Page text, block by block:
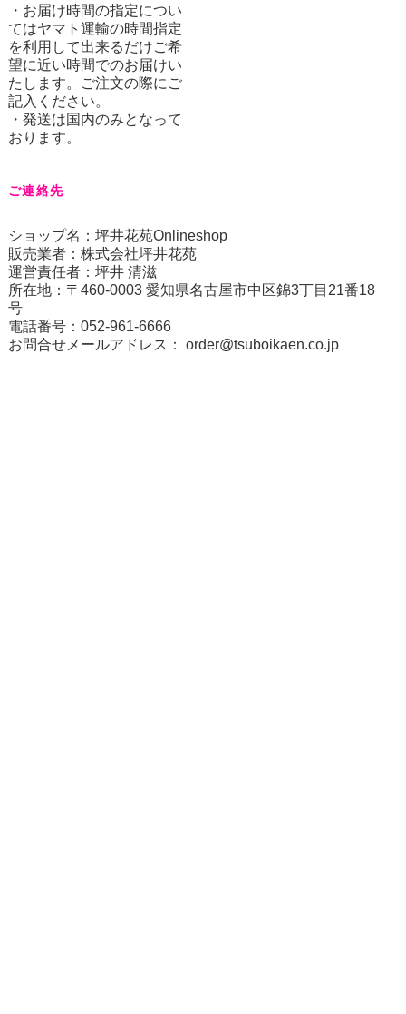
・お届け時間の指定につい
てはヤマト運輸の時間指定
を利用して出来るだけご希
望に近い時間でのお届けい
たします。ご注文の際にご
記入ください。
・発送は国内のみとなって
おります。
ご連絡先
ショップ名：坪井花苑Onlineshop
販売業者：株式会社坪井花苑
運営責任者：坪井 清滋
所在地：〒460-0003 愛知県名古屋市中区錦3丁目21番18
号
電話番号：052-961-6666
お問合せメールアドレス： order@tsuboikaen.co.jp